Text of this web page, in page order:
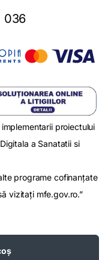
036
proiectului
a Sanatatii si
programe cofinanțate
vizitați mfe.gov.ro.”